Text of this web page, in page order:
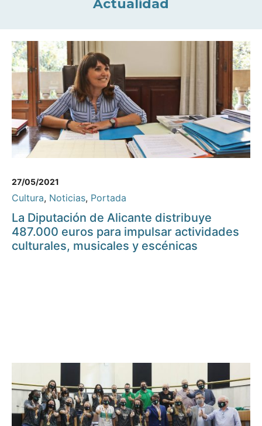
Actualidad
27/05/2021
Cultura, Noticias, Portada
La Diputación de Alicante distribuye
487.000 euros para impulsar actividades
culturales, musicales y escénicas